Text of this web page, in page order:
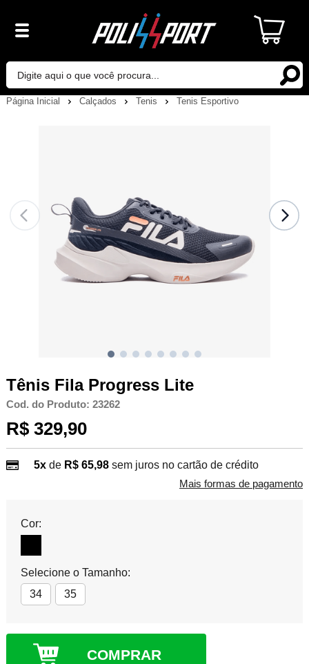
Página Inicial Calçados Tenis Tenis Esportivo
Tênis Fila Progress Lite
Cod. do Produto: 23262
R$ 329,90
5xde R$ 65,98 sem juros no cartão de crédito
Mais formas de pagamento
Cor:
Selecione o Tamanho:
34
35
COMPRAR